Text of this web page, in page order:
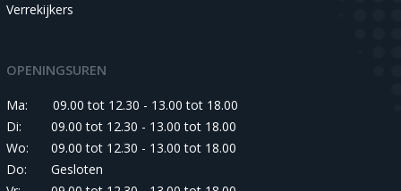
Verrekijkers
OPENINGSUREN
Ma:
09.00 tot 12.30 - 13.00 tot 18.00
Di:
09.00 tot 12.30 - 13.00 tot 18.00
Wo:
09.00 tot 12.30 - 13.00 tot 18.00
Do:
Gesloten